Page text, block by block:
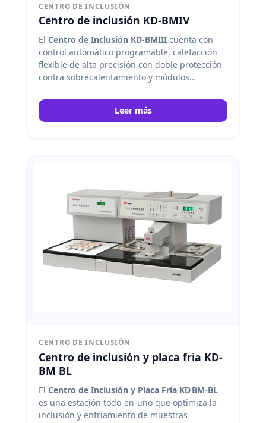
CENTRO DE INCLUSIÓN
Centro de inclusión KD-BMIV
El Centro de Inclusión KD-BMIII cuenta con
control automático programable, calefacción
flexible de alta precisión con doble protección
contra sobrecalentamiento y módulos
de trabajo. Kedee
Leer más
CENTRO DE INCLUSIÓN
Centro de inclusión y placa fria KD-
BM BL
El Centro de Inclusión y Placa Fría KD BM‑BL
es una estación todo‑en‑uno que optimiza la
inclusión y enfriamiento de muestras